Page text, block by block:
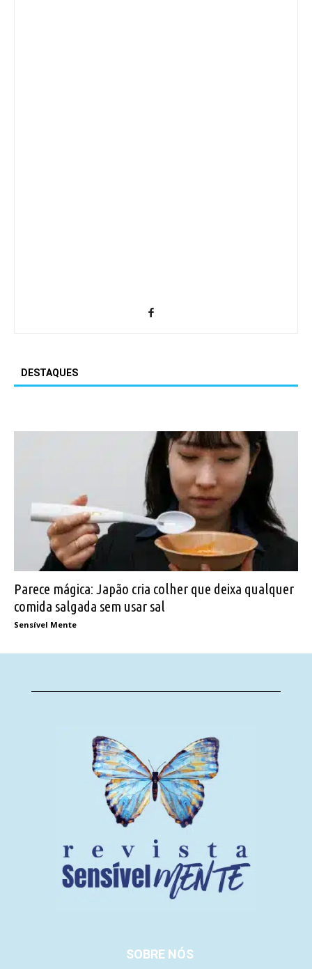
DESTAQUES
Parece mágica: Japão cria colher que deixa qualquer
comida salgada sem usar sal
Sensível Mente
SOBRE NÓS